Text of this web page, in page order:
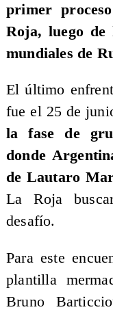
primer
Roja, luego de
mundiales de
El último
fue el 25 de
la fase de
donde
de Lautaro
La Roja
desafío.
Para este
plantilla
Bruno